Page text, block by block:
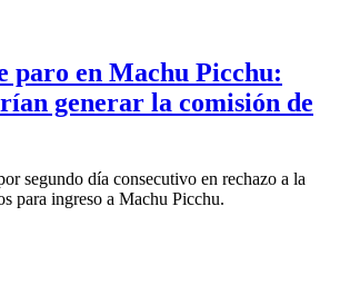
paro en Machu Picchu:
generar la comisión de
segundo día consecutivo en rechazo a la
para ingreso a Machu Picchu.